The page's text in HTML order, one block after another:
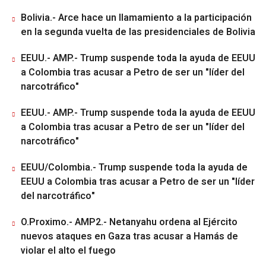
Bolivia.- Arce hace un llamamiento a la participación
en la segunda vuelta de las presidenciales de Bolivia
EEUU.- AMP.- Trump suspende toda la ayuda de EEUU
a Colombia tras acusar a Petro de ser un "líder del
narcotráfico"
EEUU.- AMP.- Trump suspende toda la ayuda de EEUU
a Colombia tras acusar a Petro de ser un "líder del
narcotráfico"
EEUU/Colombia.- Trump suspende toda la ayuda de
EEUU a Colombia tras acusar a Petro de ser un "líder
del narcotráfico"
O.Proximo.- AMP2.- Netanyahu ordena al Ejército
nuevos ataques en Gaza tras acusar a Hamás de
violar el alto el fuego